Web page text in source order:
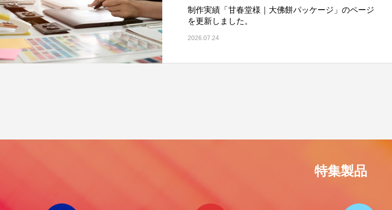
制作実績「甘春堂様｜大佛餅パッケージ」のページ
を更新しました。
2026.07.24
特集製品